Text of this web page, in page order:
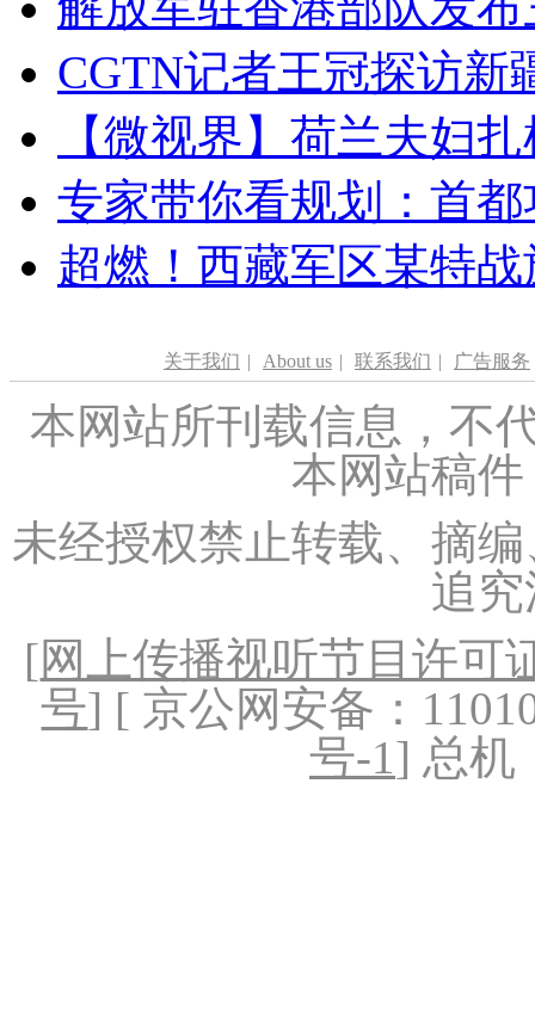
CGTN记者王冠探访新
【微视界】荷兰夫妇
专家带你看规划：首
超燃！西藏军区某特
关于我们 | About us | 联系我们 | 广告服务
本网站所刊载信息，不
本网站稿
未经授权禁止转载、摘
追
[网上传播视听节目许可
号] [ 京公网安备：
号-1] 总机